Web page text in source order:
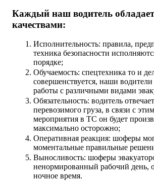
Каждый наш водитель
качествами:
Исполнительность: правила,
техника безопасности
порядке;
Обучаемость: спецтехника то и
совершенствуется, наши
работы с различными видами
Обязательность: водитель
перевозимого груза, в связи с
мероприятия в ТС он будет
максимально осторожно;
Оперативная реакция: шоферы
моментальные правильные
Выносливость: шоферы
ненормированный рабочий день,
ночное время.